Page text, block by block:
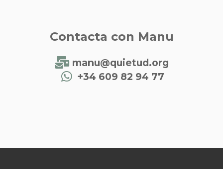
Contacta con Manu
manu@quietud.org
+34 609 82 94 77